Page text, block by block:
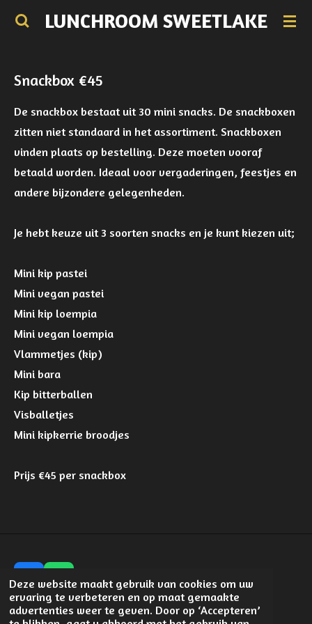
Deze website maakt gebruik van cookies om uw
ervaring te verbeteren en op maat gemaakte
advertenties weer te geven. Door op ‘Accepteren’
Ga
de
LUNCHROOM SWEETLAKE
Snackbox €45
De snackbox bestaat uit 30 mini snacks. De snackboxen
zitten niet standaard in het assortiment. Snackboxen
vinden plaats op bestelling. Deze moeten vooraf
betaald worden. Ideaal voor vergaderingen, feestjes en
andere bijzondere gelegenheden.
Je hebt keuze uit 3 soorten snacks en je kunt kiezen uit;
Mini kip pastei
Mini vegan pastei
Mini kip loempia
Mini vegan loempia
Vlammetjes (kip)
Mini bara
Kip bitterballen
Visballetjes
Mini kipkerrie broodjes
Prijs €45 per snackbox
F
a
c
W
h
a
© 2024 - 2026 lunchroomsweetlake